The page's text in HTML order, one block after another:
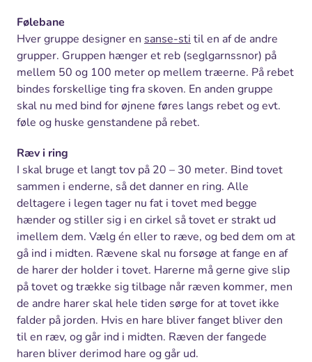
Følebane
Hver gruppe designer en sanse-sti til en af de andre
grupper. Gruppen hænger et reb (seglgarnssnor) på
mellem 50 og 100 meter op mellem træerne. På rebet
bindes forskellige ting fra skoven. En anden gruppe
skal nu med bind for øjnene føres langs rebet og evt.
føle og huske genstandene på rebet.
Ræv i ring
I skal bruge et langt tov på 20 – 30 meter. Bind tovet
sammen i enderne, så det danner en ring. Alle
deltagere i legen tager nu fat i tovet med begge
hænder og stiller sig i en cirkel så tovet er strakt ud
imellem dem. Vælg én eller to ræve, og bed dem om at
gå ind i midten. Rævene skal nu forsøge at fange en af
de harer der holder i tovet. Harerne må gerne give slip
på tovet og trække sig tilbage når ræven kommer, men
de andre harer skal hele tiden sørge for at tovet ikke
falder på jorden. Hvis en hare bliver fanget bliver den
til en ræv, og går ind i midten. Ræven der fangede
haren bliver derimod hare og går ud.